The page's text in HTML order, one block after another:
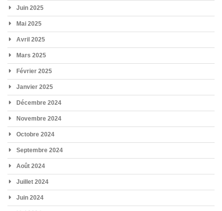
Juin 2025
Mai 2025
Avril 2025
Mars 2025
Février 2025
Janvier 2025
Décembre 2024
Novembre 2024
Octobre 2024
Septembre 2024
Août 2024
Juillet 2024
Juin 2024